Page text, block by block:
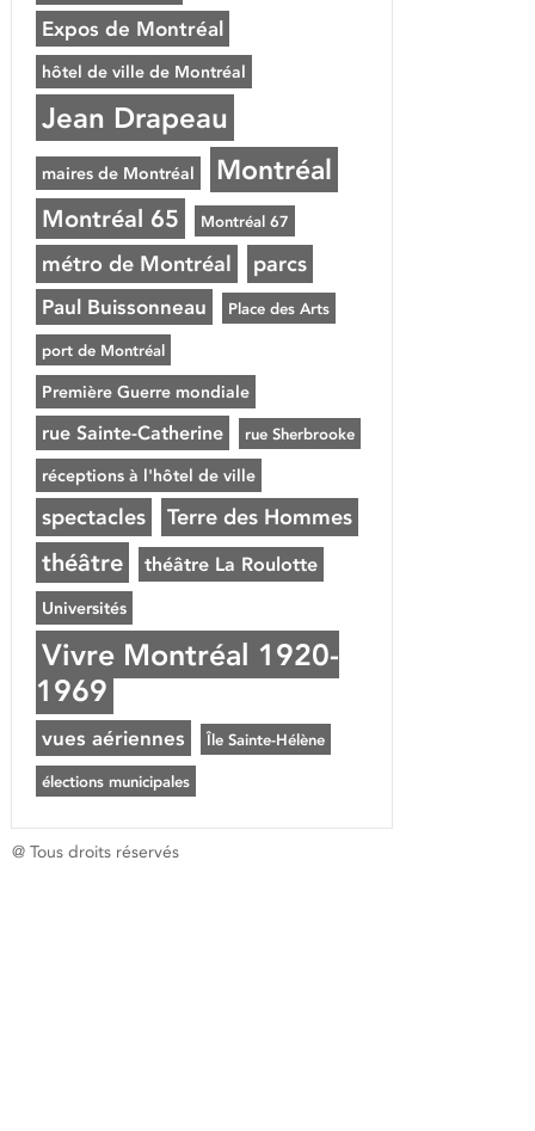
Expos de Montréal
hôtel de ville de Montréal
Jean Drapeau
maires de Montréal Montréal
Montréal 65 Montréal 67
métro de Montréal parcs
Paul Buissonneau Place des Arts
port de Montréal
Première Guerre mondiale
rue Sainte-Catherine rue Sherbrooke
réceptions à l'hôtel de ville
spectacles Terre des Hommes
théâtre théâtre La Roulotte
Universités
Vivre Montréal 1920-
1969
vues aériennes Île Sainte-Hélène
élections municipales
@ Tous droits réservés